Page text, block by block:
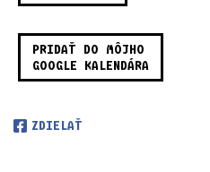
PRIDAŤ DO MÔJHO
GOOGLE KALENDÁRA
ZDIELAŤ